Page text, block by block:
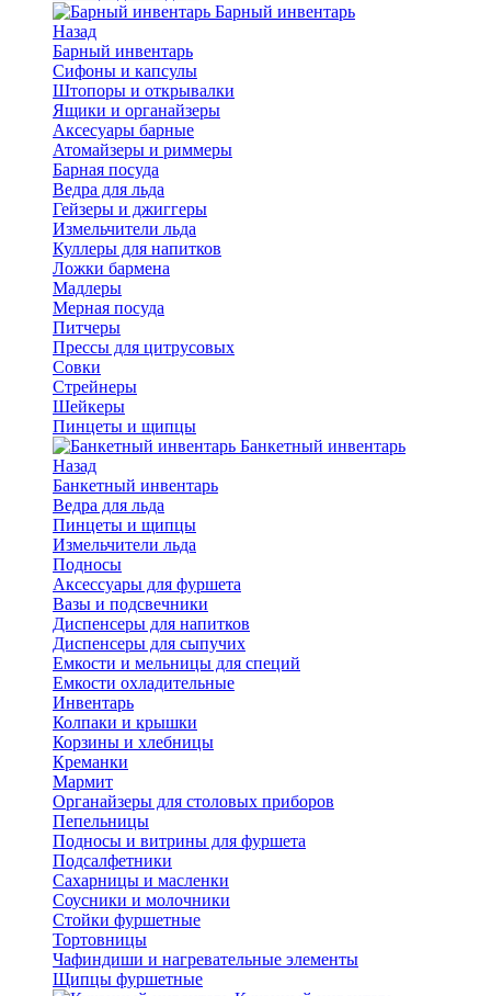
Барный инвентарь
Назад
Барный инвентарь
Сифоны и капсулы
Штопоры и открывалки
Ящики и органайзеры
Аксесуары барные
Атомайзеры и риммеры
Барная посуда
Ведра для льда
Гейзеры и джиггеры
Измельчители льда
Куллеры для напитков
Ложки бармена
Мадлеры
Мерная посуда
Питчеры
Прессы для цитрусовых
Совки
Стрейнеры
Шейкеры
Пинцеты и щипцы
Банкетный инвентарь
Назад
Банкетный инвентарь
Ведра для льда
Пинцеты и щипцы
Измельчители льда
Подносы
Аксессуары для фуршета
Вазы и подсвечники
Диспенсеры для напитков
Диспенсеры для сыпучих
Емкости и мельницы для специй
Емкости охладительные
Инвентарь
Колпаки и крышки
Корзины и хлебницы
Креманки
Мармит
Органайзеры для столовых приборов
Пепельницы
Подносы и витрины для фуршета
Подсалфетники
Сахарницы и масленки
Соусники и молочники
Стойки фуршетные
Тортовницы
Чафиндиши и нагревательные элементы
Щипцы фуршетные